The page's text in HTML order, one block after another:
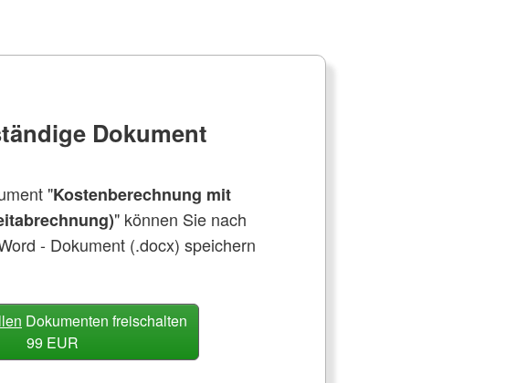
Dokument
"Kostenberechnung mit
" können Sie nach
- Dokument (.docx) speichern
Dokumenten freischalten
99 EUR